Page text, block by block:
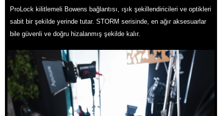
ProLock kilitlemeli Bowens bağlantısı, ışık şekillendiricileri ve optikleri
sabit bir şekilde yerinde tutar. STORM serisinde, en ağır aksesuarlar
bile güvenli ve doğru hizalanmış şekilde kalır.